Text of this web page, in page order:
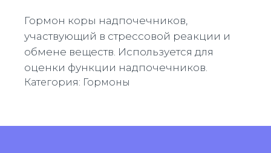
Гормон коры надпочечников,
участвующий в стрессовой реакции и
обмене веществ. Используется для
оценки функции надпочечников.
Категория: Гормоны